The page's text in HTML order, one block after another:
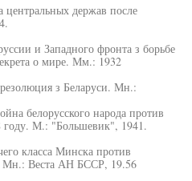
держав после
и Западного фронта з борьбе
о мире. Мм.: 1932
з Беларуси. Мн.:
белорусского народа против
году. М.: "Большевик", 1941.
класса Минска против
Мн.: Веста АН БССР, 19.56